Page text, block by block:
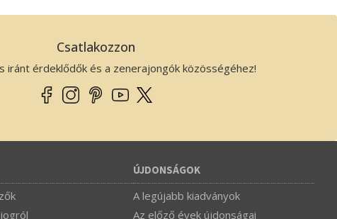
Csatlakozzon
iránt érdeklődők és a zenerajongók közösségéhez!
ÚJDONSÁGOK
A legújabb kiadványok
Az előző évek újdonságai